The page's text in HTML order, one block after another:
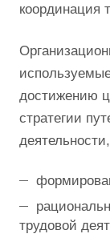
координация
достижению
стратегии
трудовой